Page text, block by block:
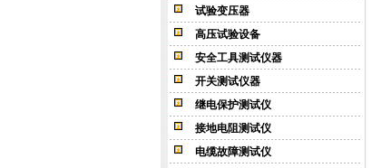
试验变压器
高压试验设备
安全工具测试仪器
开关测试仪器
继电保护测试仪
接地电阻测试仪
电缆故障测试仪